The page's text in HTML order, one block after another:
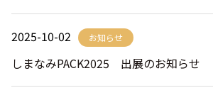
2025-10-02 お知らせ
しまなみPACK2025 出展のお知らせ